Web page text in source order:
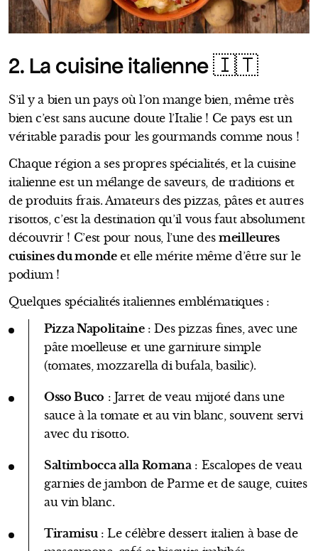
2. La cuisine italienne 🇮🇹
S’il y a bien un pays où l’on mange bien, même très
bien c’est sans aucune doute l’Italie ! Ce pays est un
véritable paradis pour les gourmands comme nous !
Chaque région a ses propres spécialités, et la cuisine
italienne est un mélange de saveurs, de traditions et
de produits frais. Amateurs des pizzas, pâtes et autres
risottos, c’est la destination qu’il vous faut absolument
découvrir ! C’est pour nous, l’une des meilleures
cuisines du mondeet elle mérite même d’être sur le
podium !
Quelques spécialités italiennes emblématiques :
Pizza Napolitaine: Des pizzas fines, avec une
pâte moelleuse et une garniture simple
(tomates, mozzarella di bufala, basilic).
Osso Buco : Jarret de veau mijoté dans une
sauce à la tomate et au vin blanc, souvent servi
avec du risotto.
Saltimbocca alla Romana : Escalopes de veau
garnies de jambon de Parme et de sauge, cuites
au vin blanc.
Tiramisu : Le célèbre dessert italien à base de